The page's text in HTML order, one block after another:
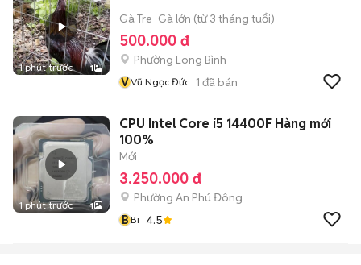
1 phút trước 1
Gà Tre Gà lớn (từ 3 tháng tuổi)
500.000 đ
Phường Long Bình
VVũ Ngọc Đức 1 đã bán
1 phút trước 1
CPU Intel Core i5 14400F Hàng mới
100%
Mới
3.250.000 đ
Phường An Phú Đông
BBi 4.5